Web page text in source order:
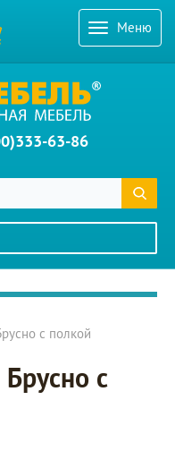
Меню
63-86
с полкой
с